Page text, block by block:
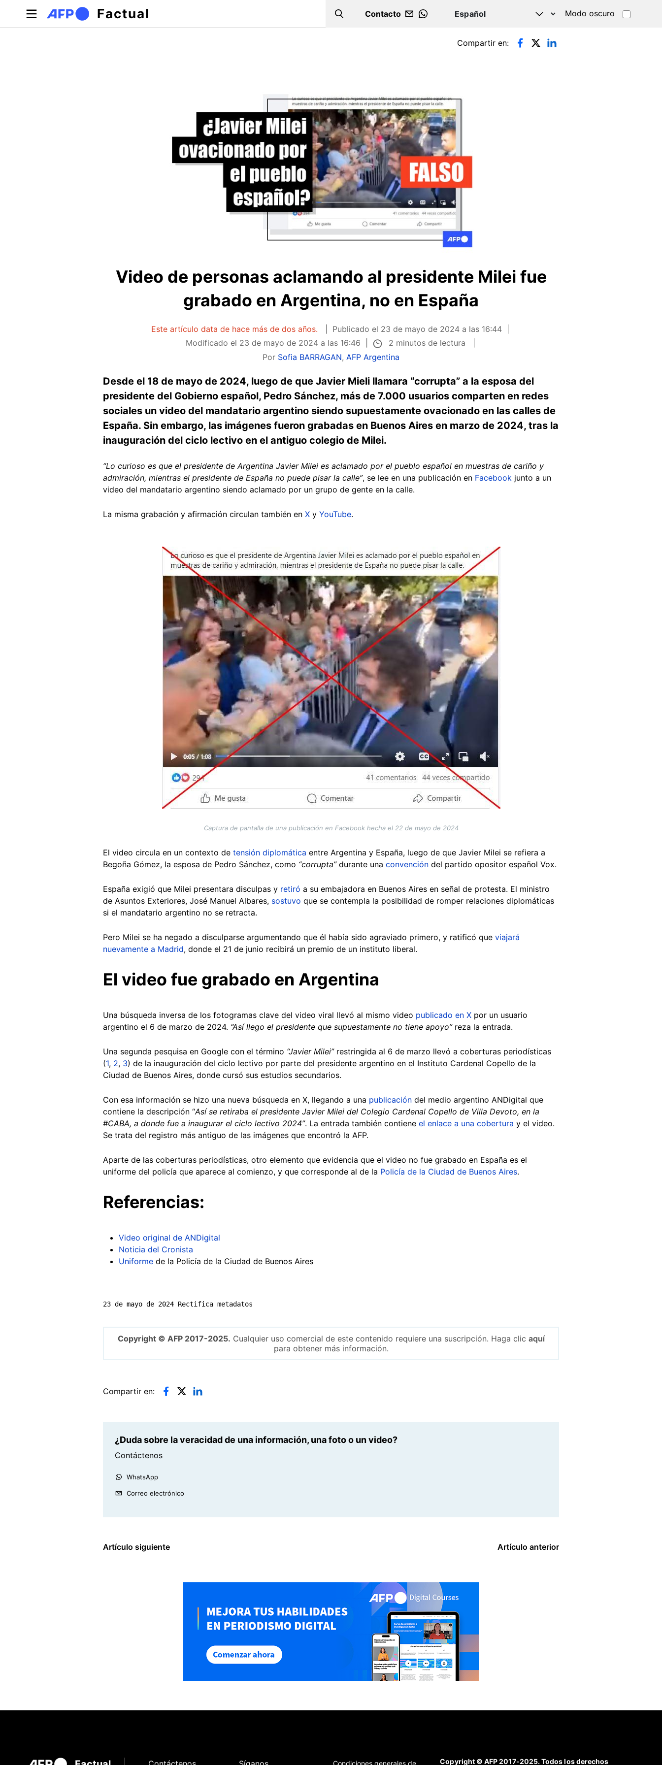
Pasar al contenido principal
Factual Search
Contacto
WHATSAPP
Modo oscuro
Solapas principales Compartir en:
Video de personas aclamando al presidente Milei fue
grabado en Argentina, no en España
Este artículo data de hace más de dos años. Publicado el 23 de mayo de 2024 a las 16:44
Modificado el 23 de mayo de 2024 a las 16:46
2 minutos de lectura
Por Sofia BARRAGAN, AFP Argentina
Desde el 18 de mayo de 2024, luego de que Javier Mieli llamara “corrupta” a la esposa del
presidente del Gobierno español, Pedro Sánchez, más de 7.000 usuarios comparten en redes
sociales un video del mandatario argentino siendo supuestamente ovacionado en las calles de
España. Sin embargo, las imágenes fueron grabadas en Buenos Aires en marzo de 2024, tras la
inauguración del ciclo lectivo en el antiguo colegio de Milei.
“Lo curioso es que el presidente de Argentina Javier Milei es aclamado por el pueblo español en muestras de cariño y
admiración, mientras el presidente de España no puede pisar la calle”, se lee en una publicación en Facebook junto a un
video del mandatario argentino siendo aclamado por un grupo de gente en la calle.
La misma grabación y afirmación circulan también en X y YouTube.
Captura de pantalla de una publicación en Facebook hecha el 22 de mayo de 2024
El video circula en un contexto de tensión diplomática entre Argentina y España, luego de que Javier Milei se refiera a
Begoña Gómez, la esposa de Pedro Sánchez, como “corrupta” durante una convención del partido opositor español Vox.
España exigió que Milei presentara disculpas y retiró a su embajadora en Buenos Aires en señal de protesta. El ministro
de Asuntos Exteriores, José Manuel Albares, sostuvo que se contempla la posibilidad de romper relaciones diplomáticas
si el mandatario argentino no se retracta.
Pero Milei se ha negado a disculparse argumentando que él había sido agraviado primero, y ratificó que viajará
nuevamente a Madrid, donde el 21 de junio recibirá un premio de un instituto liberal.
El video fue grabado en Argentina
Una búsqueda inversa de los fotogramas clave del video viral llevó al mismo video publicado en X por un usuario
argentino el 6 de marzo de 2024. “Así llego el presidente que supuestamente no tiene apoyo” reza la entrada.
Una segunda pesquisa en Google con el término “Javier Milei” restringida al 6 de marzo llevó a coberturas periodísticas
(1, 2, 3) de la inauguración del ciclo lectivo por parte del presidente argentino en el Instituto Cardenal Copello de la
Ciudad de Buenos Aires, donde cursó sus estudios secundarios.
Con esa información se hizo una nueva búsqueda en X, llegando a una publicación del medio argentino ANDigital que
contiene la descripción “Así se retiraba el presidente Javier Milei del Colegio Cardenal Copello de Villa Devoto, en la
#CABA, a donde fue a inaugurar el ciclo lectivo 2024”. La entrada también contiene el enlace a una cobertura y el video.
Se trata del registro más antiguo de las imágenes que encontró la AFP.
Aparte de las coberturas periodísticas, otro elemento que evidencia que el video no fue grabado en España es el
uniforme del policía que aparece al comienzo, y que corresponde al de la Policía de la Ciudad de Buenos Aires.
Referencias:
Video original de ANDigital
Noticia del Cronista
Uniforme de la Policía de la Ciudad de Buenos Aires
23 de mayo de 2024 Rectifica metadatos
Copyright © AFP 2017-2025. Cualquier uso comercial de este contenido requiere una suscripción. Haga clic aquí
para obtener más información.
Compartir en:
¿Duda sobre la veracidad de una información, una foto o un video?
Contáctenos
WhatsApp
Correo electrónico
Artículo siguiente Artículo anterior
Copyright © AFP 2017-2025. Todos los derechos